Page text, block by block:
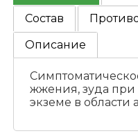
Состав
Описание
жжения, зуда при
экземе в области